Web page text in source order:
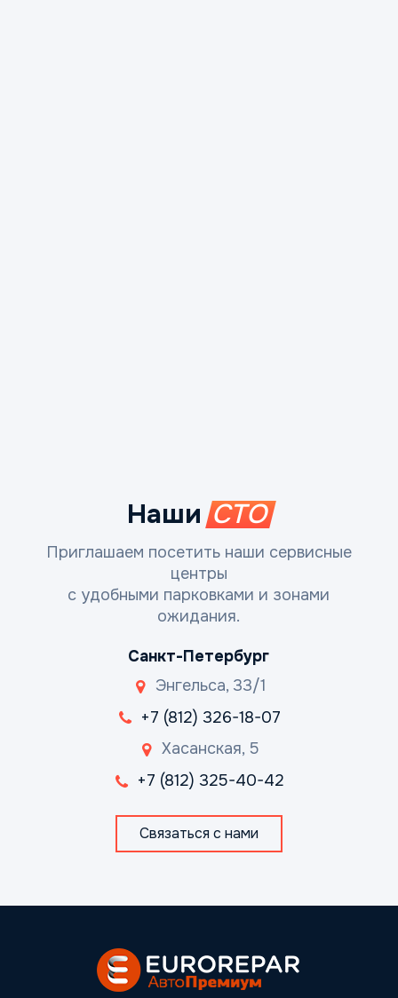
Наши СТО
Приглашаем посетить наши сервисные
центры
с удобными парковками и зонами
ожидания.
Санкт-Петербург
Энгельса, 33/1
+7 (812) 326-18-07
Хасанская, 5
+7 (812) 325-40-42
Связаться с нами